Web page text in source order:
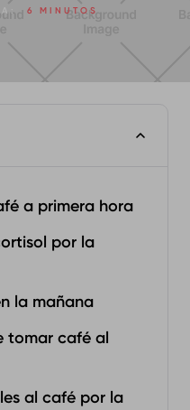
6 MINUTOS
a primera hora
por la
la mañana
tomar café al
al café por la